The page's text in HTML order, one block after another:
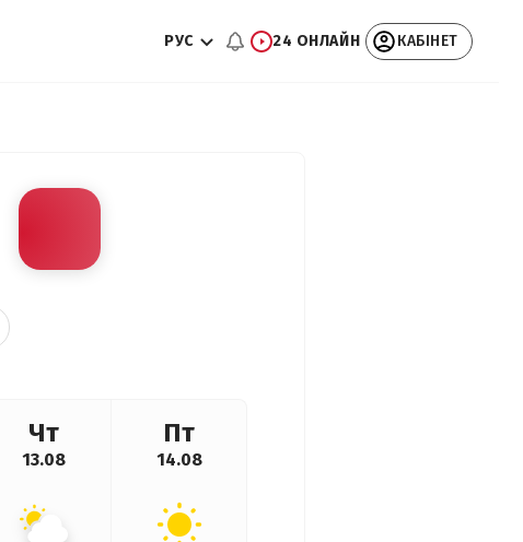
РУС 24 ОНЛАЙН КАБІНЕТ
Чт
13.08
Пт
14.08